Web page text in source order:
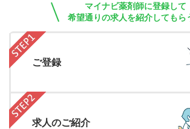
マイナビ薬剤師に登録して
希望通りの求人を紹介してもら
ご登録
求人のご紹介